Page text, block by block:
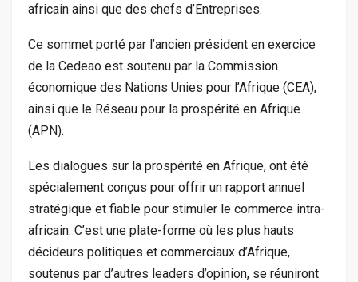
africain ainsi que des chefs d’Entreprises.
Ce sommet porté par l’ancien président en exercice
de la Cedeao est soutenu par la Commission
économique des Nations Unies pour l’Afrique (CEA),
ainsi que le Réseau pour la prospérité en Afrique
(APN).
Les dialogues sur la prospérité en Afrique, ont été
spécialement conçus pour offrir un rapport annuel
stratégique et fiable pour stimuler le commerce intra-
africain. C’est une plate-forme où les plus hauts
décideurs politiques et commerciaux d’Afrique,
soutenus par d’autres leaders d’opinion, se réuniront